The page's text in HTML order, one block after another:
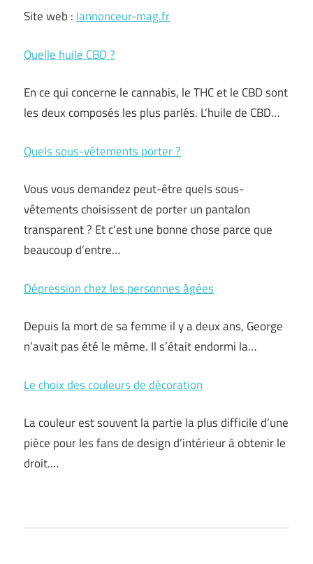
Site web : lannonceur-mag.fr
Quelle huile CBD ?
En ce qui concerne le cannabis, le THC et le CBD sont
les deux composés les plus parlés. L’huile de CBD…
Quels sous-vêtements porter ?
Vous vous demandez peut-être quels sous-
vêtements choisissent de porter un pantalon
transparent ? Et c’est une bonne chose parce que
beaucoup d’entre…
Dépression chez les personnes âgées
Depuis la mort de sa femme il y a deux ans, George
n’avait pas été le même. Il s’était endormi la…
Le choix des couleurs de décoration
La couleur est souvent la partie la plus difficile d’une
pièce pour les fans de design d’intérieur à obtenir le
droit.…